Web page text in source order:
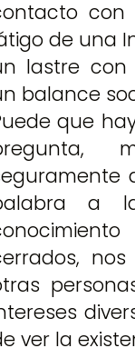
con
de una
lastre con
balance
que
a
ver la